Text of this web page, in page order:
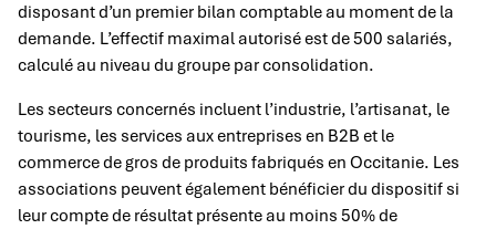
disposant d’un premier bilan comptable au moment de la
demande. L’effectif maximal autorisé est de 500 salariés,
calculé au niveau du groupe par consolidation.
Les secteurs concernés incluent l’industrie, l’artisanat, le
tourisme, les services aux entreprises en B2B et le
commerce de gros de produits fabriqués en Occitanie. Les
associations peuvent également bénéficier du dispositif si
leur compte de résultat présente au moins 50% de